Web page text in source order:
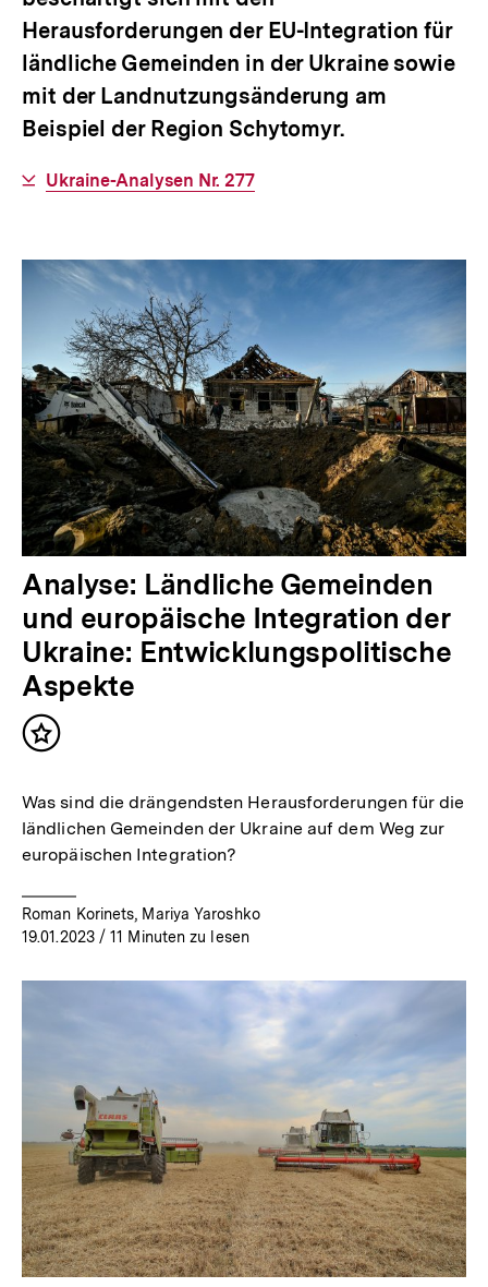
Herausforderungen der EU-Integration für
ländliche Gemeinden in der Ukraine sowie
mit der Landnutzungsänderung am
Beispiel der Region Schytomyr.
Interner
Ukraine-Analysen Nr. 277
Analyse: Ländliche Gemeinden
und europäische Integration der
Ukraine: Entwicklungspolitische
Aspekte
Inhalt
Was sind die drängendsten Herausforderungen für die
ländlichen Gemeinden der Ukraine auf dem Weg zur
europäischen Integration?
Roman Korinets, Mariya Yaroshko
19.01.2023/ 11 Minuten zu lesen